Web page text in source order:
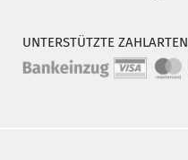
UNTERSTÜTZTE ZAHLARTEN